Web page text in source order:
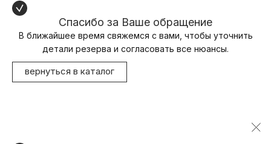
Спасибо за Ваше обращение
В ближайшее время свяжемся с вами, чтобы уточнить
детали резерва и согласовать все нюансы.
вернуться в каталог